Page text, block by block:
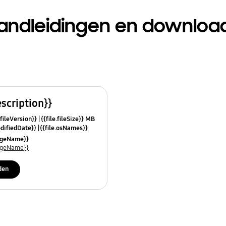
en
{{file.fileSize}} MB
{{file.osNames}}